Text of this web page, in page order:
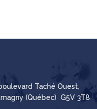
Taché Ouest,
(Québec) G5V 3T8